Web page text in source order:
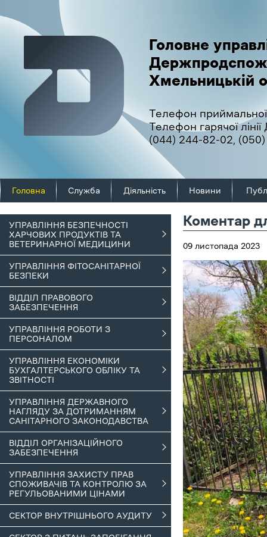
Головне
Хмельницькій
Телефон
Телефон гарячої
(044) 244-82-02,
Головна Служба Діяльність Новини
УПРАВЛІННЯ БЕЗПЕЧНОСТІ
ХАРЧОВИХ ПРОДУКТІВ ТА
ВЕТЕРИНАРНОЇ МЕДИЦИНИ
УПРАВЛІННЯ ФІТОСАНІТАРНОЇ
БЕЗПЕКИ
ВІДДІЛ ПРАВОВОГО
ЗАБЕЗПЕЧЕННЯ
УПРАВЛІННЯ РОБОТИ З
ПЕРСОНАЛОМ
УПРАВЛІННЯ ЕКОНОМІКИ
БУХГАЛТЕРСЬКОГО ОБЛІКУ ТА
ЗВІТНОСТІ
УПРАВЛІННЯ ДЕРЖАВНОГО
НАГЛЯДУ ЗА ДОТРИМАННЯМ
САНІТАРНОГО ЗАКОНОДАВСТВА
ВІДДІЛ ОРГАНІЗАЦІЙНОГО
ЗАБЕЗПЕЧЕННЯ
УПРАВЛІННЯ ЗАХИСТУ ПРАВ
СПОЖИВАЧІВ ТА КОНТРОЛЮ ЗА
РЕГУЛЬОВАНИМИ ЦІНАМИ
СЕКТОР ВНУТРІШНЬОГО АУДИТУ
Коментар
09 листопада 2023